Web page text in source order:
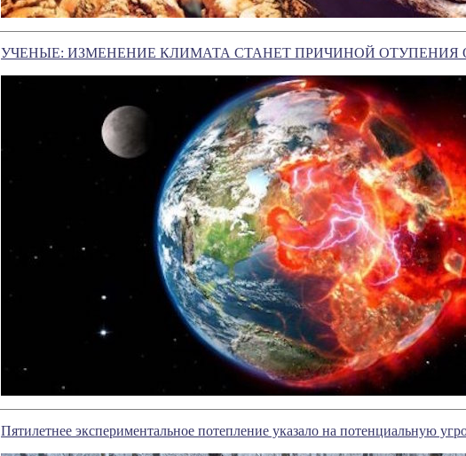
УЧЕНЫЕ: ИЗМЕНЕНИЕ КЛИМАТА СТАНЕТ ПРИЧИНОЙ ОТУПЕНИЯ
Пятилетнее экспериментальное потепление указало на потенциальную